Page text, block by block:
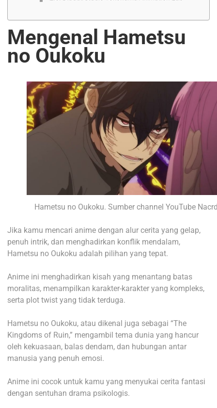
Mengenal Hametsu
no Oukoku
Hametsu no Oukoku. Sumber channel YouTube
Jika kamu mencari anime dengan alur cerita yang gelap,
penuh intrik, dan menghadirkan konflik mendalam,
Hametsu no Oukoku adalah pilihan yang tepat.
Anime ini menghadirkan kisah yang menantang batas
moralitas, menampilkan karakter-karakter yang kompleks,
serta plot twist yang tidak terduga.
Hametsu no Oukoku, atau dikenal juga sebagai “The
Kingdoms of Ruin,” mengambil tema dunia yang hancur
oleh kekuasaan, balas dendam, dan hubungan antar
manusia yang penuh emosi.
Anime ini cocok untuk kamu yang menyukai cerita fantasi
dengan sentuhan drama psikologis.